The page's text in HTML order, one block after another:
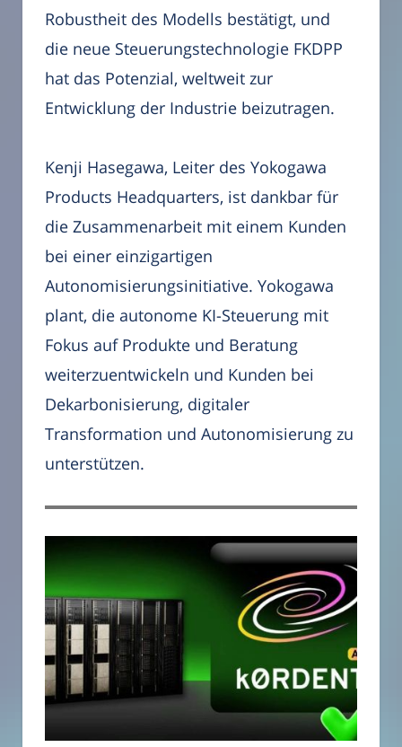
Robustheit des Modells bestätigt, und
die neue Steuerungstechnologie FKDPP
hat das Potenzial, weltweit zur
Entwicklung der Industrie beizutragen.
Kenji Hasegawa, Leiter des Yokogawa
Products Headquarters, ist dankbar für
die Zusammenarbeit mit einem Kunden
bei einer einzigartigen
Autonomisierungsinitiative. Yokogawa
plant, die autonome KI-Steuerung mit
Fokus auf Produkte und Beratung
weiterzuentwickeln und Kunden bei
Dekarbonisierung, digitaler
Transformation und Autonomisierung zu
unterstützen.